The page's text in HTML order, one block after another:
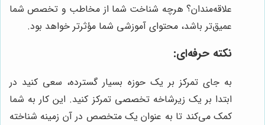
علاقه‌مندان؟ هرچه شناخت شما از مخاطب و تخصص شما
عمیق‌تر باشد، محتوای آموزشی شما مؤثرتر خواهد بود.
نکته حرفه‌ای:
به جای تمرکز بر یک حوزه بسیار گسترده، سعی کنید در
ابتدا بر یک زیرشاخه تخصصی تمرکز کنید. این کار به شما
کمک می‌کند تا به عنوان یک متخصص در آن زمینه شناخته